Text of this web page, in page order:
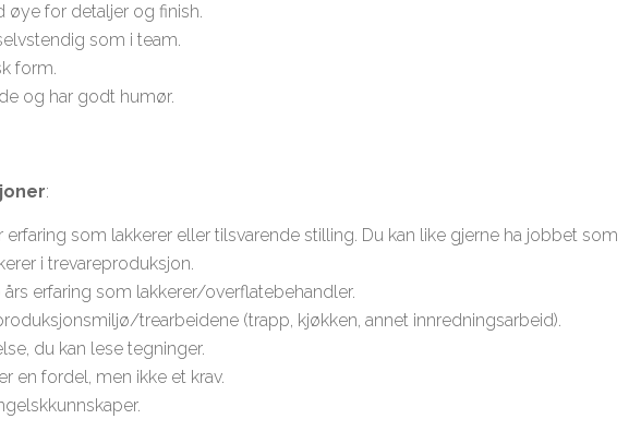
øye for detaljer og finish.
som i team.
form.
og har godt humør.
:
erfaring som lakkerer eller tilsvarende stilling. Du kan like gjerne ha jobbet som
i trevareproduksjon.
erfaring som lakkerer/overflatebehandler.
trearbeidene (trapp, kjøkken, annet innredningsarbeid).
du kan lese tegninger.
en fordel, men ikke et krav.